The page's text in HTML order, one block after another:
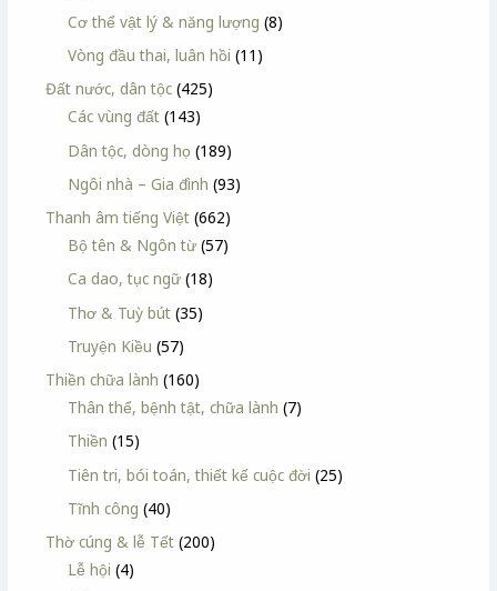
Cơ thể vật lý & năng lượng (8)
Vòng đầu thai, luân hồi (11)
Đất nước, dân tộc (425)
Các vùng đất (143)
Dân tộc, dòng họ (189)
Ngôi nhà – Gia đình (93)
Thanh âm tiếng Việt (662)
Bộ tên & Ngôn từ (57)
Ca dao, tục ngữ (18)
Thơ & Tuỳ bút (35)
Truyện Kiều (57)
Thiền chữa lành (160)
Thân thể, bệnh tật, chữa lành (7)
Thiền (15)
Tiên tri, bói toán, thiết kế cuộc đời (25)
Tĩnh công (40)
Thờ cúng & lễ Tết (200)
Lễ hội (4)